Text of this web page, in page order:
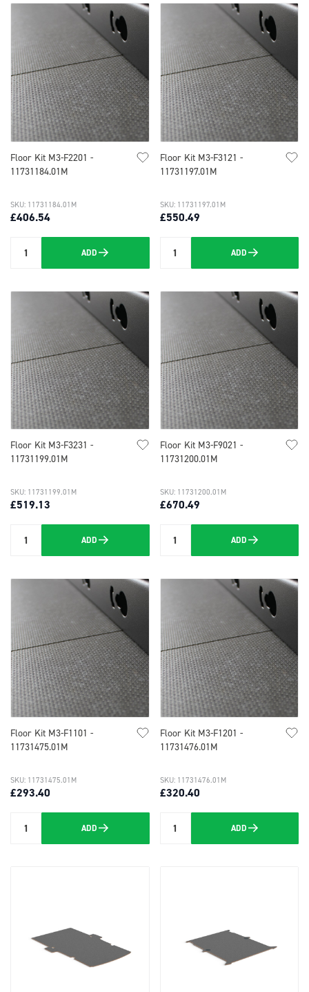
Floor Kit M3-F2201 -
11731184.01M
£406.54
SKU: 11731184.01M
Quantity ADD
Floor Kit M3-F3121 -
11731197.01M
£550.49
SKU: 11731197.01M
Quantity ADD
Floor Kit M3-F3231 -
11731199.01M
£519.13
SKU: 11731199.01M
Quantity ADD
Floor Kit M3-F9021 -
11731200.01M
£670.49
SKU: 11731200.01M
Quantity ADD
Floor Kit M3-F1101 -
11731475.01M
£293.40
SKU: 11731475.01M
Quantity ADD
Floor Kit M3-F1201 -
11731476.01M
£320.40
SKU: 11731476.01M
Quantity ADD